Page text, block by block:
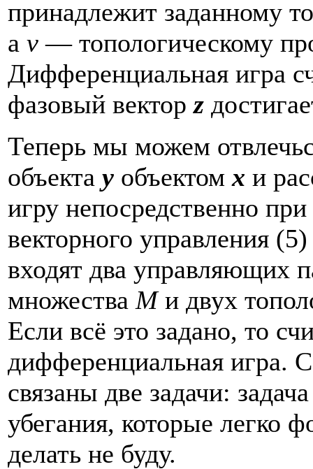
принадлежит заданному
а v— топологическому
Дифференциальная игра
фазовый векторz
Теперь мы можем
объекта y объектомx и
игру непосредственно
векторного управления
входят два управляющих
множества Mи двух
Если всё это задано, то
дифференциальная игра.
связаны две задачи:
убегания, которые легко
делать не буду.